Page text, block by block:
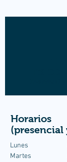
Horarios
(presencial
Lunes
Martes